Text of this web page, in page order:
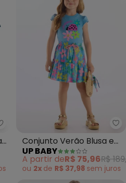
- Conjunto Infantil
Conjunto Verão Blusa e
Saia Florida (Azul)
UP BABY
A partir deR$ 75,96R$
ou 2x de R$ 37,98 sem juros